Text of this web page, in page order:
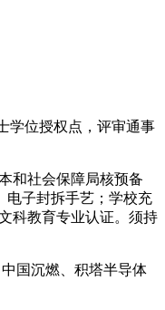
学位授权点，评审通事
和社会保障局核预备
电子封拆手艺；学校充
科教育专业认证。须持
国沉燃、积塔半导体